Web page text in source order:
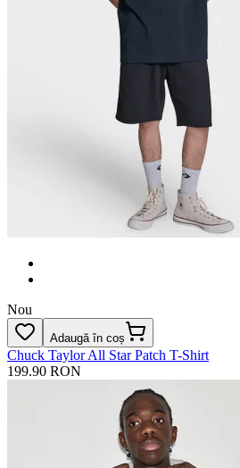
Nou
Adaugă în coș
Chuck Taylor All Star Patch T-Shirt
199.90 RON